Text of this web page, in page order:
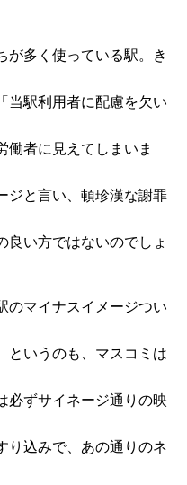
が多く使っている駅。き
当駅利用者に配慮を欠い
働者に見えてしまいま
ジと言い、頓珍漢な謝罪
良い方ではないのでしょ
のマイナスイメージつい
というのも、マスコミは
必ずサイネージ通りの映
り込みで、あの通りのネ